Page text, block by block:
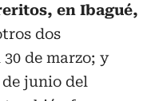
en Ibagué,
dos
de marzo; y
de junio del